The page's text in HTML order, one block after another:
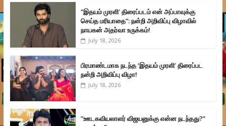
”இதயம் முரளி’ திரைப்படம் என் அப்பாவுக்கு
செய்த மரியாதை”: நன்றி அறிவிப்பு விழாவில்
நாயகன் அதர்வா உருக்கம்!
July 18, 2026
பிரமாண்டமாக நடந்த ‘இதயம் முரளி’ திரைப்பட
நன்றி அறிவிப்பு விழா!
July 18, 2026
”ஊடகவியலாளர் விஜயனுக்கு என்ன நடந்தது?”